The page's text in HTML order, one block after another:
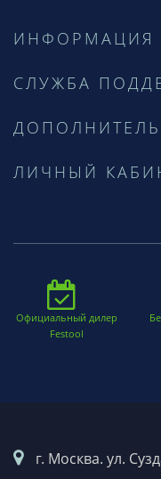
ИНФОРМАЦИЯ
СЛУЖБА
ЛИЧНЫЙ
Официальный дилер
Festool
г. Москва. ул.